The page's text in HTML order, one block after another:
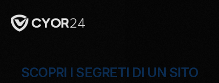
SCOPRI I SEGRETI DI UN SITO